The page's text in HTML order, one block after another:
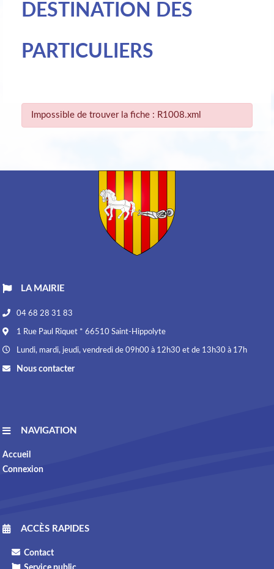
DESTINATION DES
PARTICULIERS
Impossible de trouver la fiche : R1008.xml
LA MAIRIE
04 68 28 31 83
1 Rue Paul Riquet * 66510 Saint-Hippolyte
Lundi, mardi, jeudi, vendredi de 09h00 à 12h30 et de 13h30 à 17h
Nous contacter
NAVIGATION
Accueil
Connexion
ACCÈS RAPIDES
Contact